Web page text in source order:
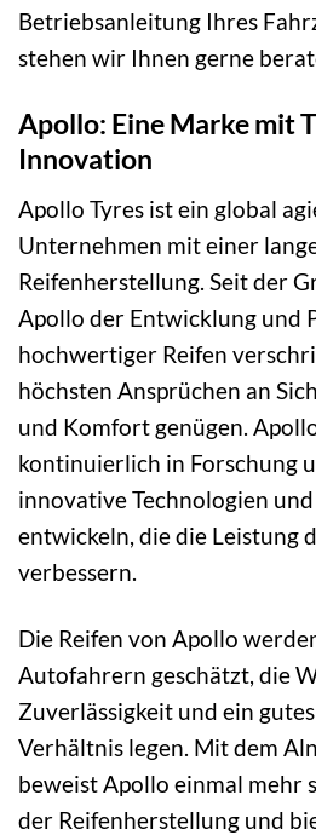
Betriebsanleitung Ihres
stehen wir Ihnen gerne
Apollo: Eine Marke mit
Innovation
Apollo Tyres ist ein global
Unternehmen mit einer
Reifenherstellung. Seit der
Apollo der Entwicklung und
hochwertiger Reifen
höchsten Ansprüchen an
und Komfort genügen.
kontinuierlich in Forschung
innovative Technologien
entwickeln, die die Leistung
verbessern.
Die Reifen von Apollo
Autofahrern geschätzt, die
Zuverlässigkeit und ein
Verhältnis legen. Mit dem
beweist Apollo einmal mehr
der Reifenherstellung und